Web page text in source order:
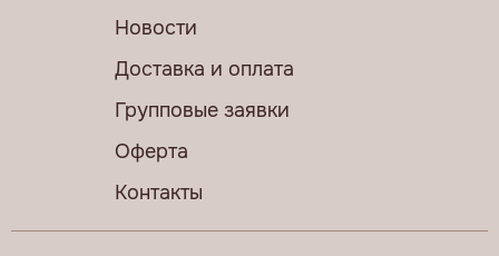
Новости
Доставка и оплата
Групповые заявки
Оферта
Контакты